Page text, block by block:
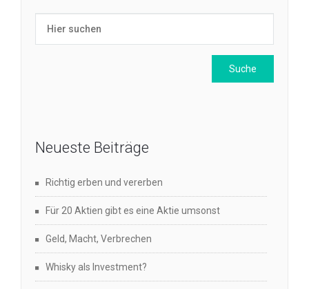
Neueste Beiträge
Richtig erben und vererben
Für 20 Aktien gibt es eine Aktie umsonst
Geld, Macht, Verbrechen
Whisky als Investment?